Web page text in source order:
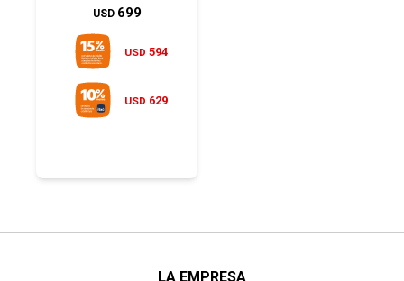
USD 699
USD 594
USD 629
LA EMPRESA